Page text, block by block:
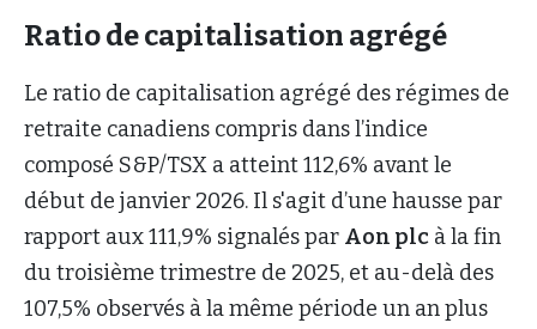
Ratio de capitalisation agrégé
Le ratio de capitalisation agrégé des régimes de
retraite canadiens compris dans l’indice
composé S&P/TSX a atteint 112,6% avant le
début de janvier 2026. Il s'agit d’une hausse par
rapport aux 111,9% signalés par Aon plc à la fin
du troisième trimestre de 2025, et au-delà des
107,5% observés à la même période un an plus